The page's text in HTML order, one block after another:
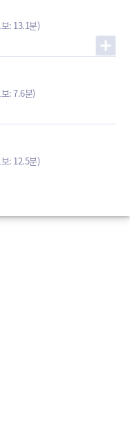
: 13.1분)
: 7.6분)
: 12.5분)
보: 20.5분)